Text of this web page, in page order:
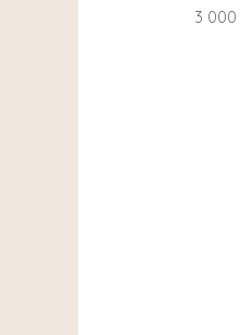
3 000